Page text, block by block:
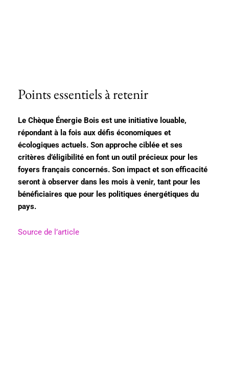
Points essentiels à retenir
Le Chèque Énergie Bois est une initiative louable,
répondant à la fois aux défis économiques et
écologiques actuels. Son approche ciblée et ses
critères d’éligibilité en font un outil précieux pour les
foyers français concernés. Son impact et son efficacité
seront à observer dans les mois à venir, tant pour les
bénéficiaires que pour les politiques énergétiques du
pays.
Source de l’article